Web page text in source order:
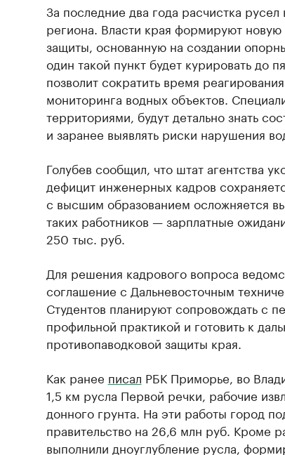
За последние два года расчистка
региона. Власти края формируют
защиты, основанную на создании
один такой пункт будет курировать до
позволит сократить время
мониторинга водных объектов.
территориями, будут детально знать
и заранее выявлять риски нарушения
Голубев сообщил, что штат агентства
дефицит инженерных кадров
с высшим образованием осложняется
таких работников — зарплатные
250 тыс. руб.
Для решения кадрового вопроса
соглашение с Дальневосточным
Студентов планируют сопровождать с
профильной практикой и готовить к
противопаводковой защиты края.
Как ранее писал РБК Приморье, во
1,5 км русла Первой речки, рабочие
донного грунта. На эти работы город
правительство на 26,6 млн руб. Кроме
выполнили дноуглубление русла,